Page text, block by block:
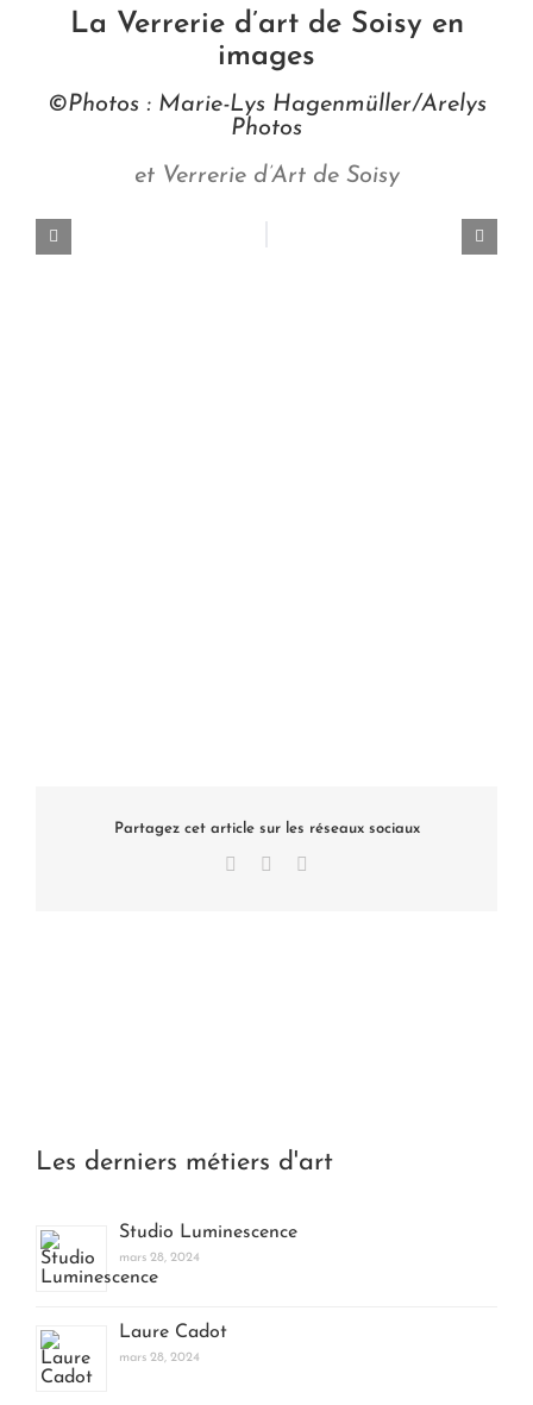
La Verrerie d’art de Soisy en
images
©Photos : Marie-Lys Hagenmüller/Arelys
Photos
et Verrerie d’Art de Soisy
Partagez cet article sur les réseaux sociaux
Facebook
Les derniers métiers d'art
Studio Luminescence
mars 28, 2024
Laure Cadot
mars 28, 2024